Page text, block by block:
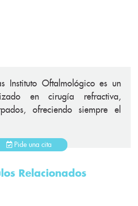
Instituto Oftalmológico es un
en cirugía refractiva,
ofreciendo siempre el
Pide una cita
Relacionados